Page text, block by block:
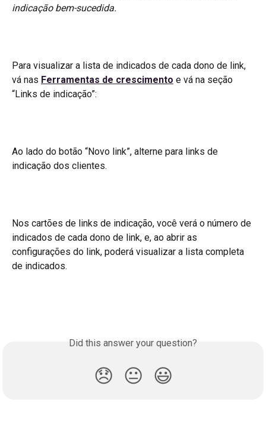
indicação bem-sucedida.
Para visualizar a lista de indicados de cada dono de link,
vá nas Ferramentas de crescimento e vá na seção
“Links de indicação”:
Ao lado do botão “Novo link”, alterne para links de
indicação dos clientes.
Nos cartões de links de indicação, você verá o número de
indicados de cada dono de link, e, ao abrir as
configurações do link, poderá visualizar a lista completa
de indicados.
Did this answer your question?
😞 😐 😃